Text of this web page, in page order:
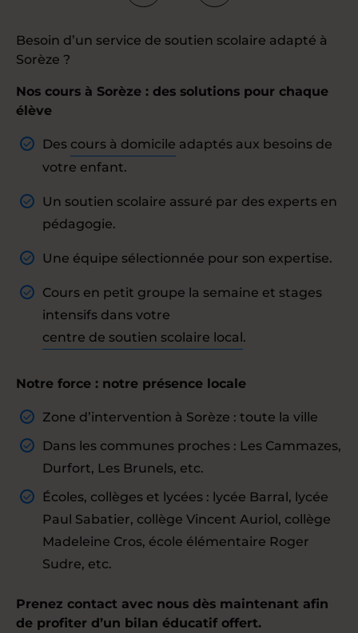
Besoin d’un service de soutien scolaire adapté à
Sorèze ?
Nos cours à Sorèze : des solutions pour chaque
élève
Des cours à domicile adaptés aux besoins de
votre enfant.
Un soutien scolaire assuré par des experts en
pédagogie.
Une équipe sélectionnée pour son expertise.
Cours en petit groupe la semaine et stages
intensifs dans votre
centre de soutien scolaire local.
Notre force : notre présence locale
Zone d’intervention à Sorèze : toute la ville
Dans les communes proches : Les Cammazes,
Durfort, Les Brunels, etc.
Écoles, collèges et lycées : lycée Barral, lycée
Paul Sabatier, collège Vincent Auriol, collège
Madeleine Cros, école élémentaire Roger
Sudre, etc.
Prenez contact avec nous dès maintenant afin
de profiter d’un bilan éducatif offert.